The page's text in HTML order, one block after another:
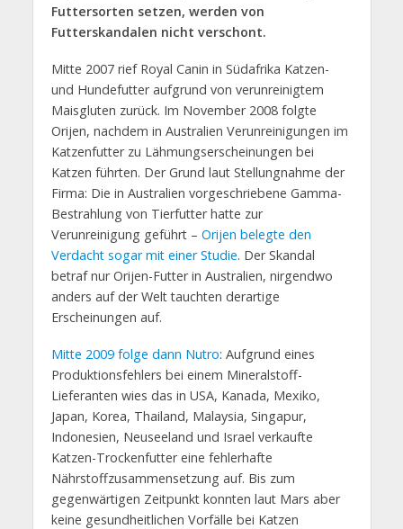
Futtersorten setzen, werden von
Futterskandalen nicht verschont.
Mitte 2007 rief Royal Canin in Südafrika Katzen-
und Hundefutter aufgrund von verunreinigtem
Maisgluten zurück. Im November 2008 folgte
Orijen, nachdem in Australien Verunreinigungen im
Katzenfutter zu Lähmungserscheinungen bei
Katzen führten. Der Grund laut Stellungnahme der
Firma: Die in Australien vorgeschriebene Gamma-
Bestrahlung von Tierfutter hatte zur
Verunreinigung geführt – Orijen belegte den
Verdacht sogar mit einer Studie. Der Skandal
betraf nur Orijen-Futter in Australien, nirgendwo
anders auf der Welt tauchten derartige
Erscheinungen auf.
Mitte 2009 folge dann Nutro: Aufgrund eines
Produktionsfehlers bei einem Mineralstoff-
Lieferanten wies das in USA, Kanada, Mexiko,
Japan, Korea, Thailand, Malaysia, Singapur,
Indonesien, Neuseeland und Israel verkaufte
Katzen-Trockenfutter eine fehlerhafte
Nährstoffzusammensetzung auf. Bis zum
gegenwärtigen Zeitpunkt konnten laut Mars aber
keine gesundheitlichen Vorfälle bei Katzen